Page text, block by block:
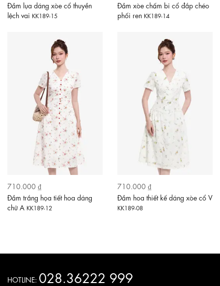
Đầm lụa dáng xòe cổ thuyền
lệch vai KK189-15
Đầm xòe chấm bi cổ đắp chéo
phối ren KK189-14
710.000 ₫
Đầm trắng họa tiết hoa dáng
chữ A KK189-12
710.000 ₫
Đầm hoa thiết kế dáng xòe cổ V
KK189-08
HOTLINE: 028.36222 999